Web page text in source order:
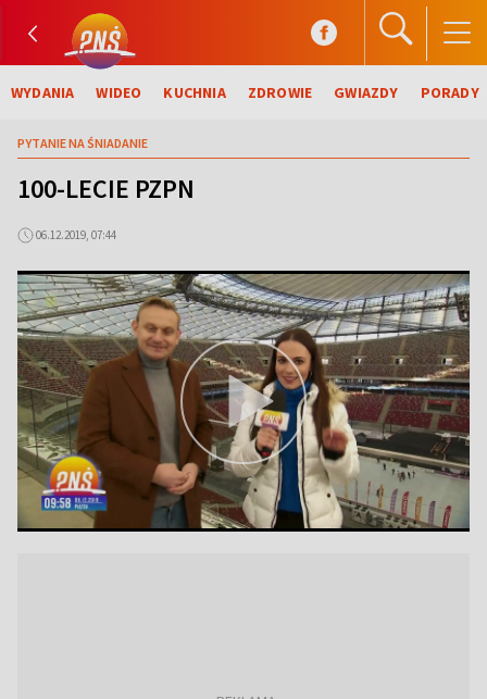
WYDANIA WIDEO KUCHNIA ZDROWIE GWIAZDY PORADY
PYTANIE NA ŚNIADANIE
100-LECIE PZPN
06.12.2019, 07:44